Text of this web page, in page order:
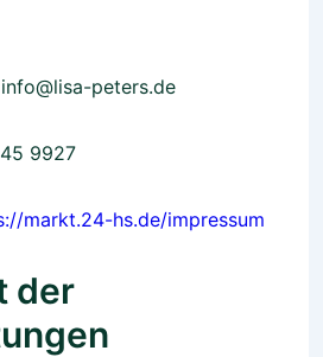
info@lisa-peters.de
9927
markt.24-hs.de/impressum
der